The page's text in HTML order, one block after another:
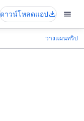
ดาวน์โหลดแอป
วางแผนทริป